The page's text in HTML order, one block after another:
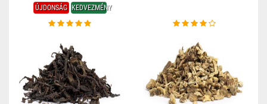
ÚJDONSÁG KEDVEZMÉNY